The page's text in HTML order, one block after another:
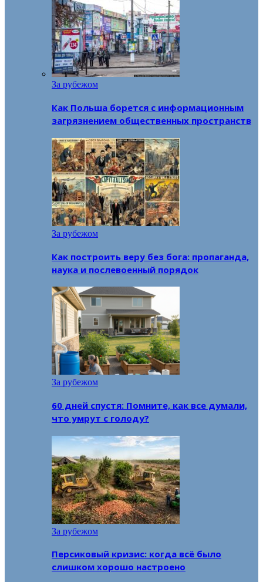
За рубежом
Как Польша борется с информационным
загрязнением общественных пространств
За рубежом
Как построить веру без бога: пропаганда,
наука и послевоенный порядок
За рубежом
60 дней спустя: Помните, как все думали,
что умрут с голоду?
За рубежом
Персиковый кризис: когда всё было
слишком хорошо настроено